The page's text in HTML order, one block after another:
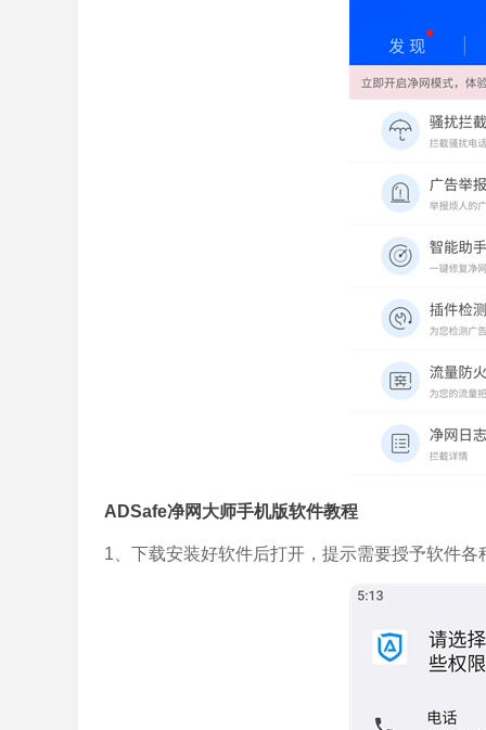
ADSafe净网大师手机版软件教程
1、下载安装好软件后打开，提示需要授予软件